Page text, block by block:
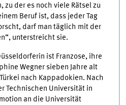
zu der es noch viele Rätsel zu
Beruf ist, dass jeder Tag
darf man täglich mit der
unterstreicht sie.
ist Franzose, ihre
Wegner sieben Jahre alt
nach Kappadokien. Nach
Technischen Universität in
an die Universität